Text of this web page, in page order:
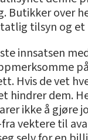
Butikker over
tilsyn og
innsatsen
Hvis de vet
hindrer dem.
ikke å gjøre
vektere til